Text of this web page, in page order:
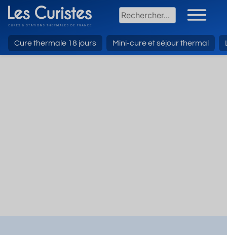
Cure thermale 18 jours Mini-cure et séjour thermal